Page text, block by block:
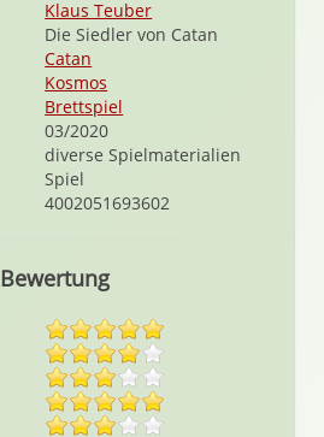
Klaus Teuber
Die Siedler von Catan
Catan
Kosmos
Brettspiel
03/2020
diverse Spielmaterialien
Spiel
4002051693602
Bewertung